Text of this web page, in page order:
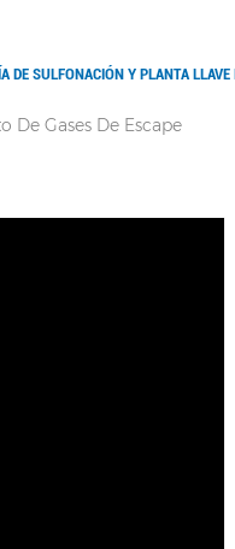
DE SULFONACIÓN Y PLANTA
De Gases De Escape